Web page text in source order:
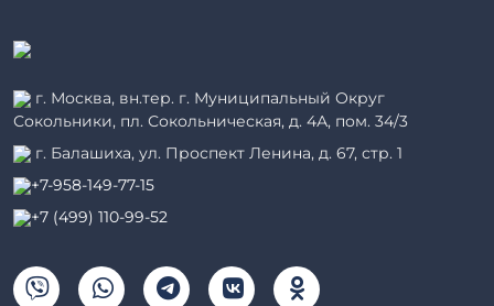
г. Москва, вн.тер. г. Муниципальный Округ
Сокольники, пл. Сокольническая, д. 4А, пом. 34/3
г. Балашиха, ул. Проспект Ленина, д. 67, стр. 1
+7-958-149-77-15
+7 (499) 110-99-52